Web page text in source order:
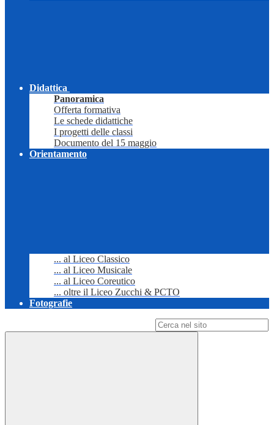
Didattica
Panoramica
Offerta formativa
Le schede didattiche
I progetti delle classi
Documento del 15 maggio
Orientamento
... al Liceo Classico
... al Liceo Musicale
... al Liceo Coreutico
... oltre il Liceo Zucchi & PCTO
Fotografie